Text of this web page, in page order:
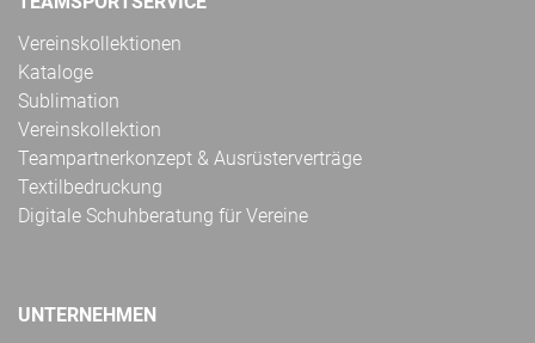
Vereinskollektionen
Kataloge
Sublimation
Vereinskollektion
Teampartnerkonzept & Ausrüsterverträge
Textilbedruckung
Digitale Schuhberatung für Vereine
UNTERNEHMEN